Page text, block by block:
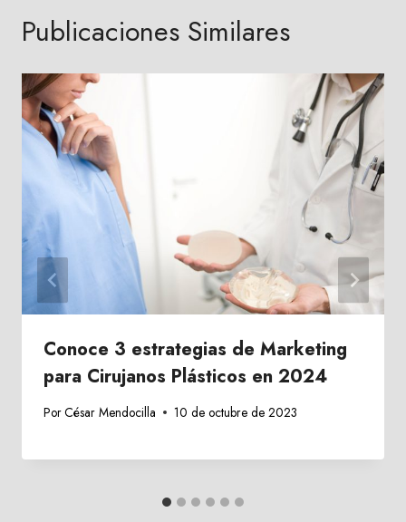
Publicaciones Similares
Conoce 3 estrategias de Marketing
para Cirujanos Plásticos en 2024
PorCésar Mendocilla 10 de octubre de 2023